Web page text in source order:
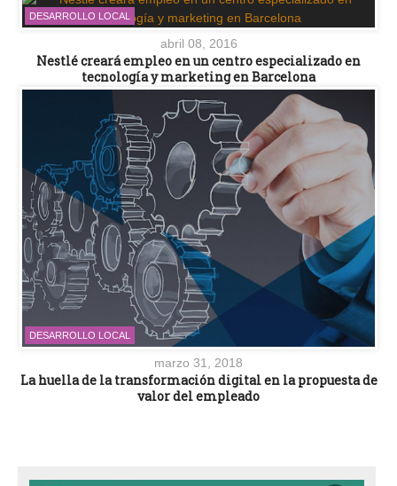
DESARROLLO LOCAL
abril 08, 2016
Nestlé creará empleo en un centro especializado en
tecnología y marketing en Barcelona
DESARROLLO LOCAL
marzo 31, 2018
La huella de la transformación digital en la propuesta de
valor del empleado